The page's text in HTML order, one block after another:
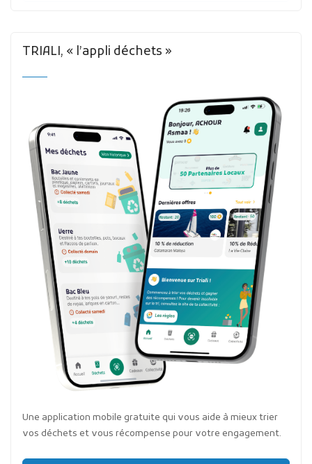
TRIALI, « l’appli déchets »
Une application mobile gratuite qui vous aide à mieux trier
vos déchets et vous récompense pour votre engagement.